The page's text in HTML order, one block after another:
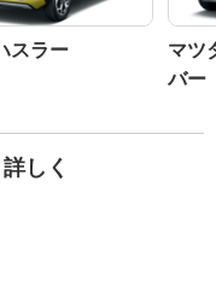
スラー
マツ
バー
しく